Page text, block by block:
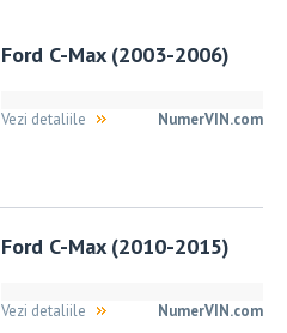
Ford C-Max (2003-2006)
NumerVIN.com
Vezi detaliile
Ford C-Max (2010-2015)
NumerVIN.com
Vezi detaliile